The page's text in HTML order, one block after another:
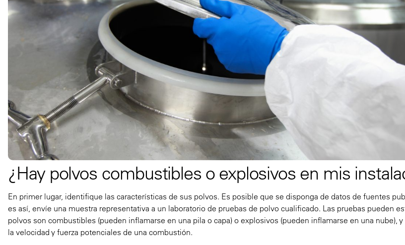
¿Hay polvos combustibles o explosivos en mis
En primer lugar, identifique las características de sus polvos. Es posible que se disponga de datos de fuentes
es así, envíe una muestra representativa a un laboratorio de pruebas de polvo cualificado. Las pruebas pueden
polvos son combustibles (pueden inflamarse en una pila o capa) o explosivos (pueden inflamarse en una nube),
la velocidad y fuerza potenciales de una combustión.